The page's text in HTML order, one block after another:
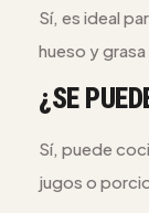
Sí, es ideal
hueso y
¿SE
Sí, puede
jugos o